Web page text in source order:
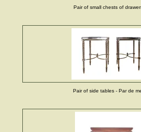
Pair of small chests of
Pair of side tables - Par de